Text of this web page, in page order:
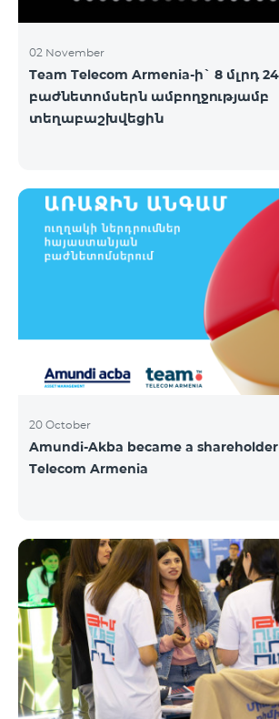
02 November
Team Telecom Armenia-ի` 8 մլրդ
բաժնետոմսերն ամբողջությամբ
տեղաբաշխվեցին
20 October
Amundi-Akba became a
Telecom Armenia